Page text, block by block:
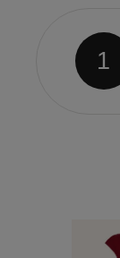
1